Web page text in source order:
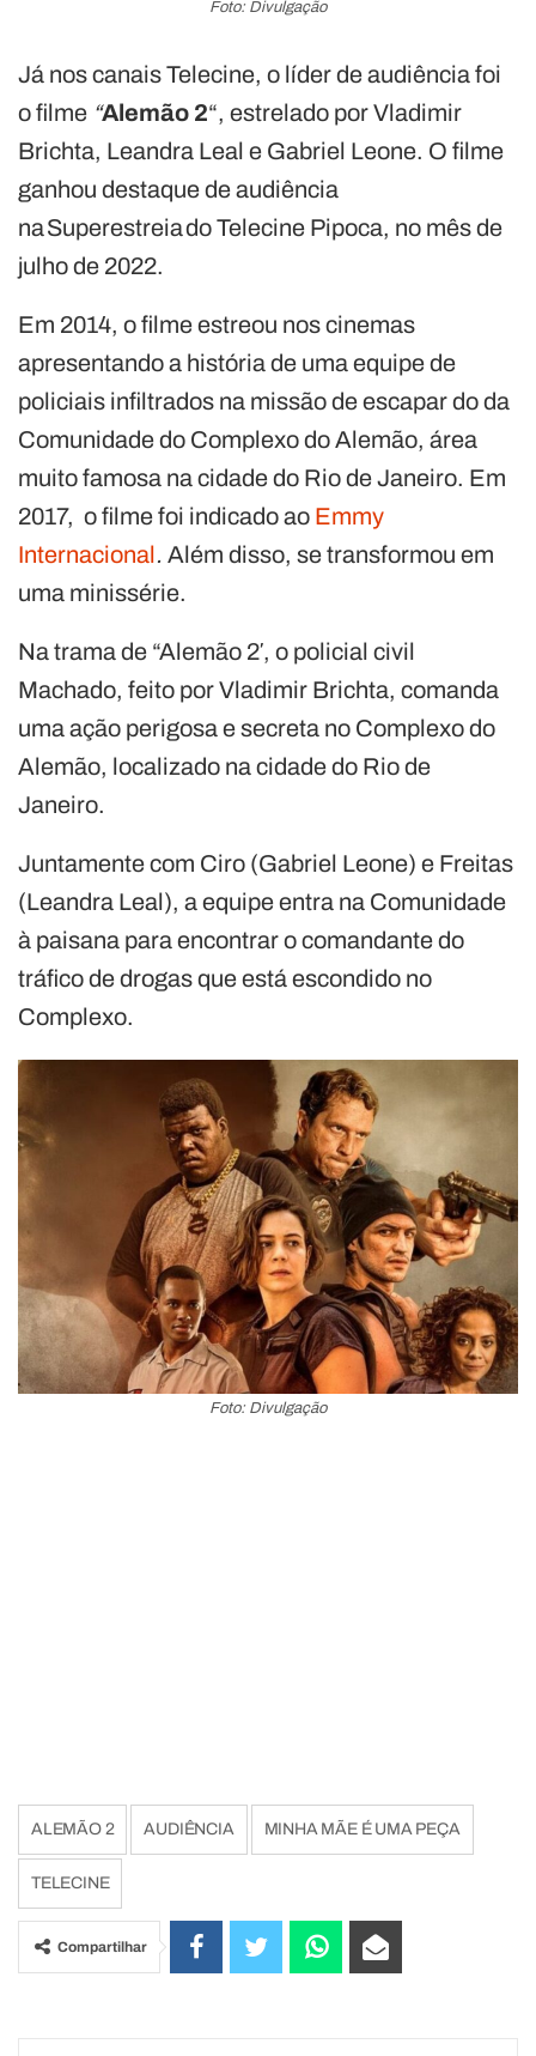
Foto: Divulgação
Já nos canais Telecine, o líder de audiência foi
o filme “Alemão 2“, estrelado por Vladimir
Brichta, Leandra Leal e Gabriel Leone. O filme
ganhou destaque de audiência
na Superestreia do Telecine Pipoca, no mês de
julho de 2022.
Em 2014, o filme estreou nos cinemas
apresentando a história de uma equipe de
policiais infiltrados na missão de escapar do da
Comunidade do Complexo do Alemão, área
muito famosa na cidade do Rio de Janeiro. Em
2017, o filme foi indicado ao Emmy
Internacional. Além disso, se transformou em
uma minissérie.
Na trama de “Alemão 2′, o policial civil
Machado, feito por Vladimir Brichta, comanda
uma ação perigosa e secreta no Complexo do
Alemão, localizado na cidade do Rio de
Janeiro.
Juntamente com Ciro (Gabriel Leone) e Freitas
(Leandra Leal), a equipe entra na Comunidade
à paisana para encontrar o comandante do
tráfico de drogas que está escondido no
Complexo.
Foto: Divulgação
ALEMÃO 2 AUDIÊNCIA MINHA MÃE É UMA PEÇA
TELECINE
Compartilhar